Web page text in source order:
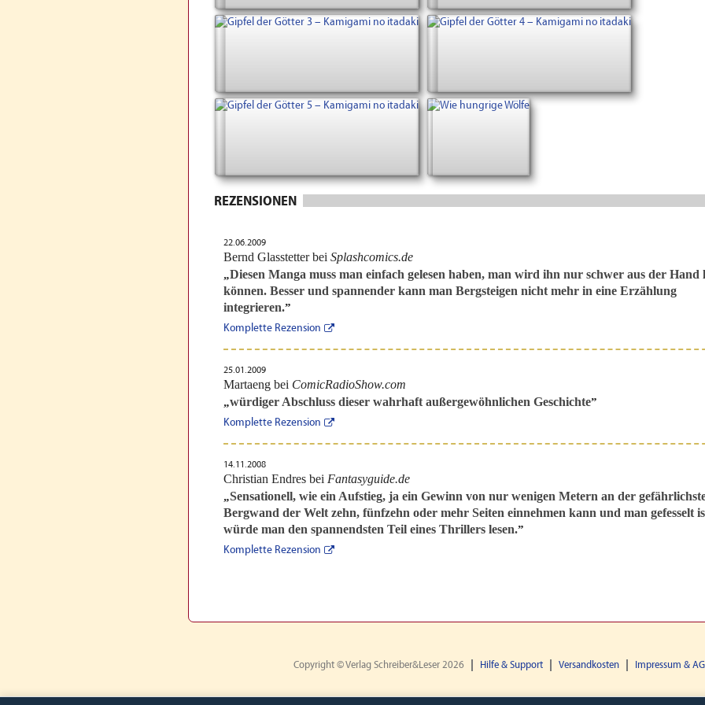
REZENSIONEN
22.06.2009
Bernd Glasstetter bei Splashcomics.de
„Diesen Manga muss man einfach gelesen haben, man wird ihn nur schwer aus der Hand
können. Besser und spannender kann man Bergsteigen nicht mehr in eine Erzählung
integrieren.”
Komplette Rezension
25.01.2009
Martaeng bei ComicRadioShow.com
„würdiger Abschluss dieser wahrhaft außergewöhnlichen Geschichte”
Komplette Rezension
14.11.2008
Christian Endres bei Fantasyguide.de
„Sensationell, wie ein Aufstieg, ja ein Gewinn von nur wenigen Metern an der
Bergwand der Welt zehn, fünfzehn oder mehr Seiten einnehmen kann und man gefesselt
würde man den spannendsten Teil eines Thrillers lesen.”
Komplette Rezension
Copyright © Verlag Schreiber&Leser 2026 Hilfe & Support Versandkosten Impressum &